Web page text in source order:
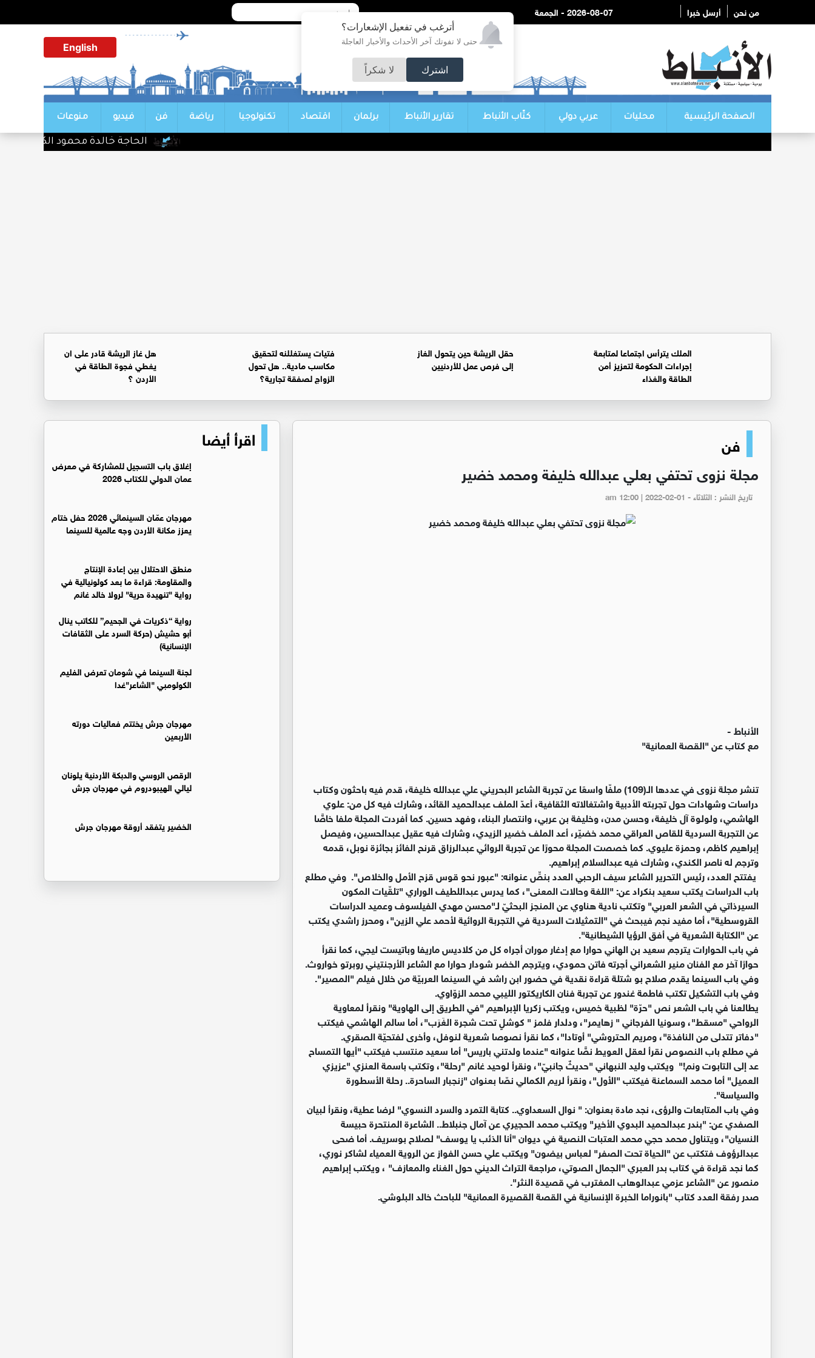
أترغب في تفعيل الإشعارات؟
حتى لا تفوتك آخر الأحداث والأخبار العاجلة
اشترك لا شكراً
من نحن أرسل خبرا 2026-08-07 - الجمعة
English
الصفحة الرئيسية محليات عربي دولي كتّاب الأنباط تقارير الأنباط برلمان اقتصاد تكنولوجيا رياضة فن فيديو منوعات
الحاجة خالدة محمود الكرمي في ذمة
الملك يترأس اجتماعا لمتابعة
إجراءات الحكومة لتعزيز أمن
الطاقة والغذاء
حقل الريشة حين يتحول الغاز
إلى فرص عمل للأردنيين
فتيات يستغللنه لتحقيق
مكاسب مادية.. هل تحول
الزواج لصفقة تجارية؟
هل غاز الريشة قادر على ان
يغطي فجوة الطاقة في
الأردن ؟
فن
مجلة نزوى تحتفي بعلي عبدالله خليفة ومحمد خضير
تاريخ النشر : الثلاثاء - am 12:00 | 2022-02-01
الأنباط -
مع كتاب عن "القصة العمانية"
تنشر مجلة نزوى في عددها الـ(109) ملفّا واسعًا عن تجربة الشاعر البحريني علي عبدالله خليفة، قدم فيه باحثون وكتاب
دراسات وشهادات حول تجربته الأدبية واشتغالاته الثقافية، أعدّ الملف عبدالحميد القائد، وشارك فيه كل من: علوي
الهاشمي، ولولوة آل خليفة، وحسن مدن، وخليفة بن عربي، وانتصار البناء، وفهد حسين. كما أفردت المجلة ملفا خاصًّا
عن التجربة السردية للقاص العراقي محمد خضيّر، أعد الملف خضير الزيدي، وشارك فيه عقيل عبدالحسين، وفيصل
إبراهيم كاظم، وحمزة عليوي. كما خصصت المجلة محورًا عن تجربة الروائي عبدالرزاق قرنح الفائز بجائزة نوبل، قدمه
وترجم له ناصر الكندي، وشارك فيه عبدالسلام إبراهيم.
يفتتح العدد، رئيس التحرير الشاعر سيف الرحبي العدد بنصٍّ عنوانه: "عبور نحو قوس قزح الأمل والخلاص". وفي مطلع
باب الدراسات يكتب سعيد بنكراد عن: "اللغة وحالات المعنى"، كما يدرس عبداللطيف الوراري "تلقّيات المكون
السيرذاتي في الشعر العربي" وتكتب نادية هناوي عن المنجز البحثيّ لـ"محسن مهدي الفيلسوف وعميد الدراسات
القروسطية"، أما مفيد نجم فيبحث في "التمثيلات السردية في التجربة الروائية لأحمد علي الزين"، ومحرز راشدي يكتب
عن "الكتابة الشعرية في أفق الرؤيا الشيطانية".
في باب الحوارات يترجم سعيد بن الهاني حوارا مع إدغار موران أجراه كل من كلاديس ماريفا وباتيست ليجي، كما نقرأ
حوارًا آخر مع الفنان منير الشعراني أجرته فاتن حمودي، ويترجم الخضر شودار حوارا مع الشاعر الأرجنتيني روبرتو خواروث.
وفي باب السينما يقدم صلاح بو شتلة قراءة نقدية في حضور ابن راشد في السينما العربيّة من خلال فيلم "المصير".
وفي باب التشكيل تكتب فاطمة غندور عن تجربة فنان الكاريكتور الليبي محمد الزوّاوي.
يطالعنا في باب الشعر نص "حرّة" لظبية خميس، ويكتب زكريا الإبراهيم "في الطريق إلى الهاوية" ونقرأ لمعاوية
الرواحي "مسقط"، وسونيا الفرجاني " زهايمر"، ودلدار فلمز " كوشلٍ تحت شجرة الغَرَب"، أما سالم الهاشمي فيكتب
"دفاتر تتدلى من النافذة"، ومريم الحتروشي" أوتادا"، كما نقرأ نصوصا شعرية لنوفل، وأخرى لفتحيّة الصقري.
في مطلع باب النصوص نقرأ لعقل العويط نصًّا عنوانه "عندما ولدتني باريس" أما سعيد منتسب فيكتب "أيها التمساح
عد إلى التابوت ونم!" ويكتب وليد النبهاني "حديثٌ جانبيّ"، ونقرأ لوحيد غانم "رحلة"، وتكتب باسمة العنزي "عزيزي
العميل" أما محمد السماعنة فيكتب "الأول"، ونقرأ لريم الكمالي نصّا بعنوان "زنجبار الساحرة.. رحلة الأسطورة
والسياسة".
وفي باب المتابعات والرؤى، نجد مادة بعنوان: " نوال السعداوي.. كتابة التمرد والسرد النسوي" لرضا عطية، ونقرأ لبيان
الصفدي عن: "بندر عبدالحميد البدوي الأخير" ويكتب محمد الحجيري عن آمال جنبلاط.. الشاعرة المنتحرة حبيسة
النسيان"، ويتناول محمد حجي محمد العتبات النصية في ديوان "أنا الذئب يا يوسف" لصلاح بوسريف. أما ضحى
عبدالرؤوف فتكتب عن "الحياة تحت الصفر" لعباس بيضون" ويكتب علي حسن الفواز عن الروية العمياء لشاكر نوري،
كما نجد قراءة في كتاب بدر العبري "الجمال الصوتي، مراجعة التراث الديني حول الغناء والمعازف" ، ويكتب إبراهيم
منصور عن "الشاعر عزمي عبدالوهاب المغترب في قصيدة النثر".
صدر رفقة العدد كتاب "بانوراما الخبرة الإنسانية في القصة القصيرة العمانية" للباحث خالد البلوشي.
اقرأ أيضا
إغلاق باب التسجيل للمشاركة في معرض
عمان الدولي للكتاب 2026
مهرجان عمّان السينمائي 2026 حفل ختام
يعزز مكانة الأردن وجه عالمية للسينما
منطق الاحتلال بين إعادة الإنتاج
والمقاومة: قراءة ما بعد كولونيالية في
رواية "تنهيدة حرية" لرولا خالد غانم
رواية “ذكريات في الجحيم” للكاتب ينال
أبو حشيش (حركة السرد على الثقافات
الإنسانية)
لجنة السينما في شومان تعرض الفليم
الكولومبي "الشاعر"غدا
مهرجان جرش يختتم فعاليات دورته
الأربعين
الرقص الروسي والدبكة الأردنية يلونان
ليالي الهيبودروم في مهرجان جرش
الخضير يتفقد أروقة مهرجان جرش